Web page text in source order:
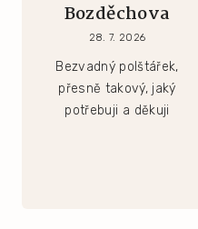
Bozděchova
28. 7. 2026
Bezvadný polštářek,
přesně takový, jaký
potřebuji a děkuji